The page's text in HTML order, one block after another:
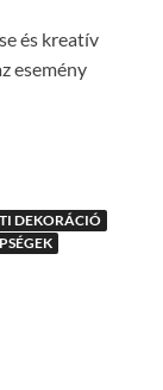
és kreatív
esemény
DEKORÁCIÓ